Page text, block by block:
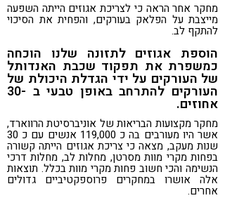
מחקר אחר הראה כי לצריכת אגוזים הייתה השפעה
מייצבת על הפלאק בעורקים, והפחית את הסיכוי
להתקף לב.
הוספת אגוזים לתזונה שלנו הוכחה
כמשפרת את תפקוד שכבת האנדותל
של העורקים על ידי הגדלת היכולת של
העורקים להתרחב באופן טבעי ב -30
אחוזים.
מחקר מקצועות הבריאות של אוניברסיטת הרווארד,
אשר היו מעורבים בה כ 119,000 אנשים עם כ 30
שנות מעקב, מצאה כי צריכת אגוזים הייתה קשורה
בפחות מקרי מוות מסרטן, מחלות לב, מחלות דרכי
הנשימה והכי חשוב פחות מקרי מוות בכלל. תוצאות
אלה אושרו במחקרים פרוספקטיביים גדולים
אחרים.